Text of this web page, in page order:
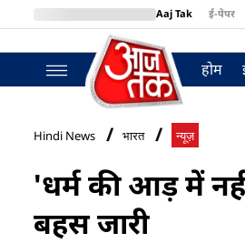
Aaj Tak ई-पेपर
BT Bazaar
होम
Hindi News भारत न्यूज़
'धर्म की आड़ में
बहस जारी